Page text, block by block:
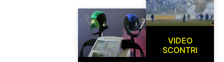
VIDEO
SCONTRI